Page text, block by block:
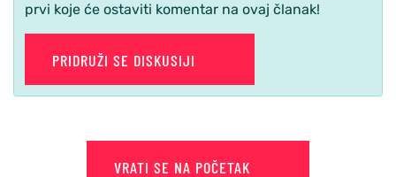
prvi koje će ostaviti komentar na ovaj članak!
PRIDRUŽI SE DISKUSIJI
VRATI SE NA POČETAK